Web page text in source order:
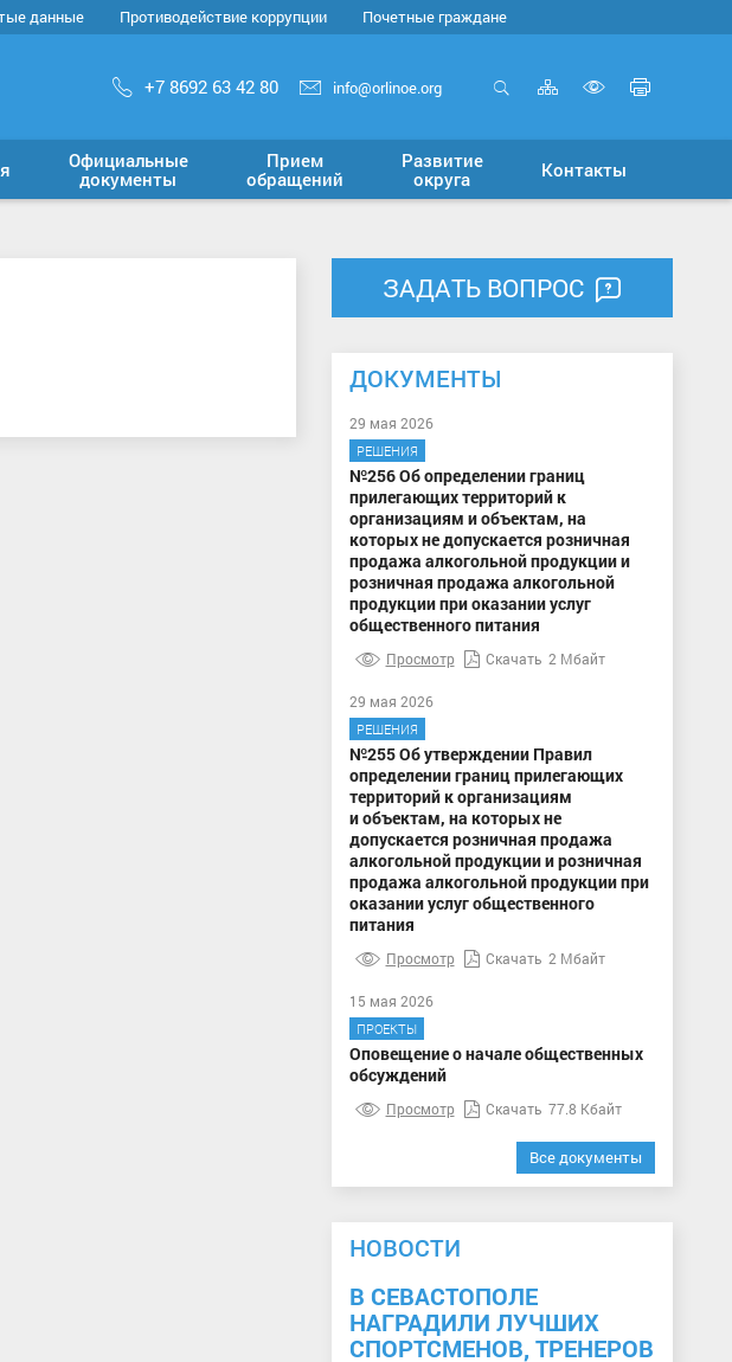
данные Противодействие коррупции Почетные граждане
+7 8692 63 42 80 info@orlinoe.org Карта
сайта
версию
для
Официальные
документы
Прием
обращений
Развитие
округа
Контакты
ЗАДАТЬ ВОПРОС
ДОКУМЕНТЫ
29 мая 2026
РЕШЕНИЯ
№256 Об определении границ
прилегающих территорий к
организациям и объектам, на
которых не допускается розничная
продажа алкогольной продукции и
розничная продажа алкогольной
продукции при оказании услуг
общественного питания
Просмотр Скачать 2 Мбайт
29 мая 2026
РЕШЕНИЯ
№255 Об утверждении Правил
определении границ прилегающих
территорий к организациям
и объектам, на которых не
допускается розничная продажа
алкогольной продукции и розничная
продажа алкогольной продукции при
оказании услуг общественного
питания
Просмотр Скачать 2 Мбайт
15 мая 2026
ПРОЕКТЫ
Оповещение о начале общественных
обсуждений
Просмотр Скачать 77.8 Кбайт
Все документы
НОВОСТИ
В СЕВАСТОПОЛЕ
НАГРАДИЛИ ЛУЧШИХ
СПОРТСМЕНОВ, ТРЕНЕРОВ